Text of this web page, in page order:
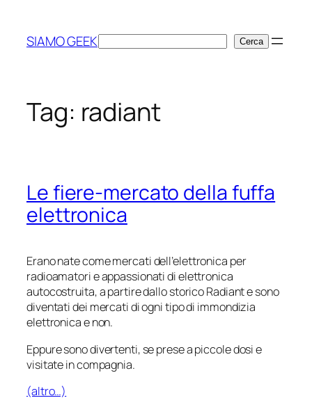
contenuto
SIAMO GEEKCerca Cerca
Tag: radiant
Le fiere-mercato della fuffa
elettronica
Erano nate come mercati dell’elettronica per
radioamatori e appassionati di elettronica
autocostruita, a partire dallo storico Radiant e sono
diventati dei mercati di ogni tipo di immondizia
elettronica e non.
Eppure sono divertenti, se prese a piccole dosi e
visitate in compagnia.
(altro…)